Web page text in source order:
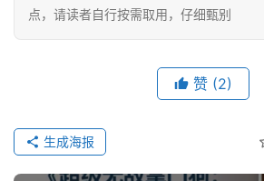
程
合
作
点，请读者自行按需取用，仔细甄别
赞 (2)
生成海报